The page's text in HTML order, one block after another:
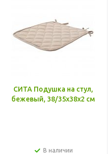
СИТА Подушка на стул,
бежевый, 38/35x38x2 см
В наличии